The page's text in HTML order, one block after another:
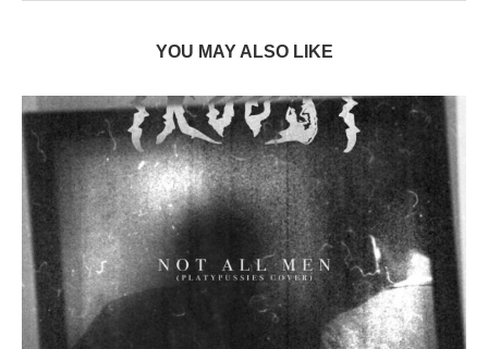
YOU MAY ALSO LIKE